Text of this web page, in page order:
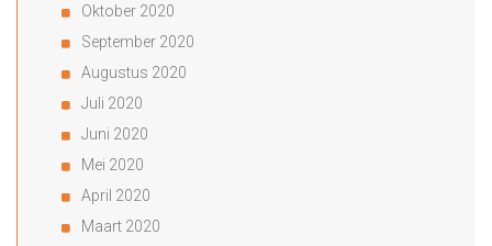
Oktober 2020
September 2020
Augustus 2020
Juli 2020
Juni 2020
Mei 2020
April 2020
Maart 2020